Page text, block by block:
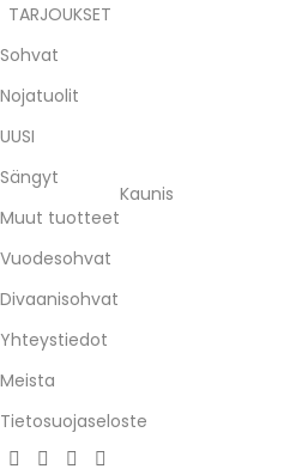
TARJOUKSET
Sohvat
Nojatuolit
UUSI
Sängyt
Muut tuotteet
Kaunis
Vuodesohvat
Divaanisohvat
Yhteystiedot
Meista
Tietosuojaseloste